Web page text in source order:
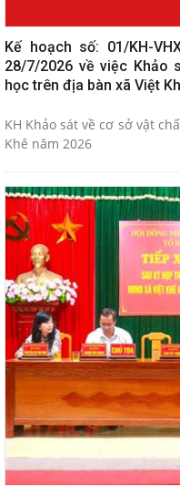
Kế hoạch số: 01/KH-
28/7/2026 về việc Khảo
học trên địa bàn xã Việt
KH Khảo sát về cơ sở vật chất các trường học trên địa bàn xã Việt
Khê năm 2026